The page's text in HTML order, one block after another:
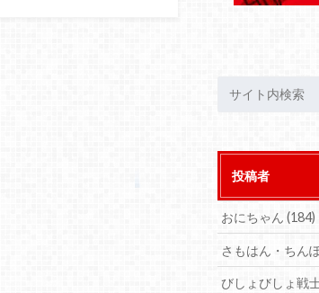
投稿者
おにちゃん(184)
さもはん・ちん
びしょびしょ戦